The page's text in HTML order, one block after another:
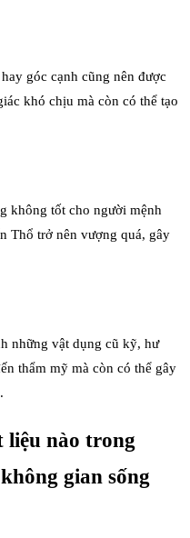
góc cạnh cũng nên được
khó chịu mà còn có thể tạo
không tốt cho người mệnh
Thổ trở nên vượng quá, gây
những vật dụng cũ kỹ, hư
thẩm mỹ mà còn có thể gây
liệu nào trong
gian sống